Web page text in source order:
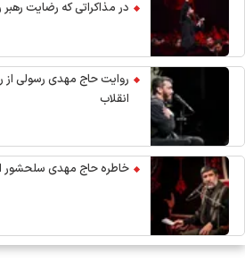
در مذاکراتی که رضایت رهبر
روایت حاج مهدی رسولی از
انقلاب
خاطره حاج مهدی سلحشور از